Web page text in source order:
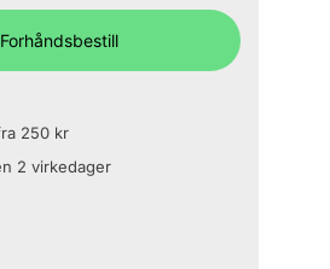
Forhåndsbestill
250 kr
2 virkedager